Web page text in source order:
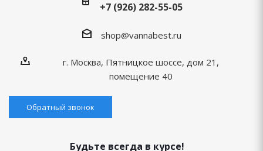
+7 (926) 282-55-05
shop@vannabest.ru
г. Москва, Пятницкое шоссе, дом 21,
помещение 40
Обратный звонок
Будьте всегда в курсе!